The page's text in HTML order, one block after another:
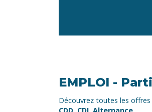
EMPLOI -
Découvrez toutes les
CDD, CDI, Alternance